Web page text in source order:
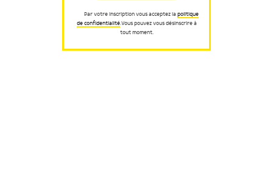
Par votre inscription vous acceptez la politique
de confidentialité.Vous pouvez vous désinscrire à
tout moment.